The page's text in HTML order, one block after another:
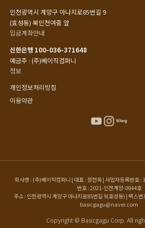
인천광역시 계양구 아나지로85번길 9
(효성동) 북인천여중 앞
입금계좌안내
신한은행 100-036-371648
예금주 : (주)베이직컴퍼니
정보
개인정보처리방침
이용약관
회사명 : (주)베이직컴퍼니 | 대표 : 정현옥 | 사업자등록번호
번호 : 2021-인천계양-0844호
주소 : 인천광역시 계양구 아나지로85번길 9(효성동) | 팩스번
basicgagu@naver.com
Copyright © Basicgagu Corp. All